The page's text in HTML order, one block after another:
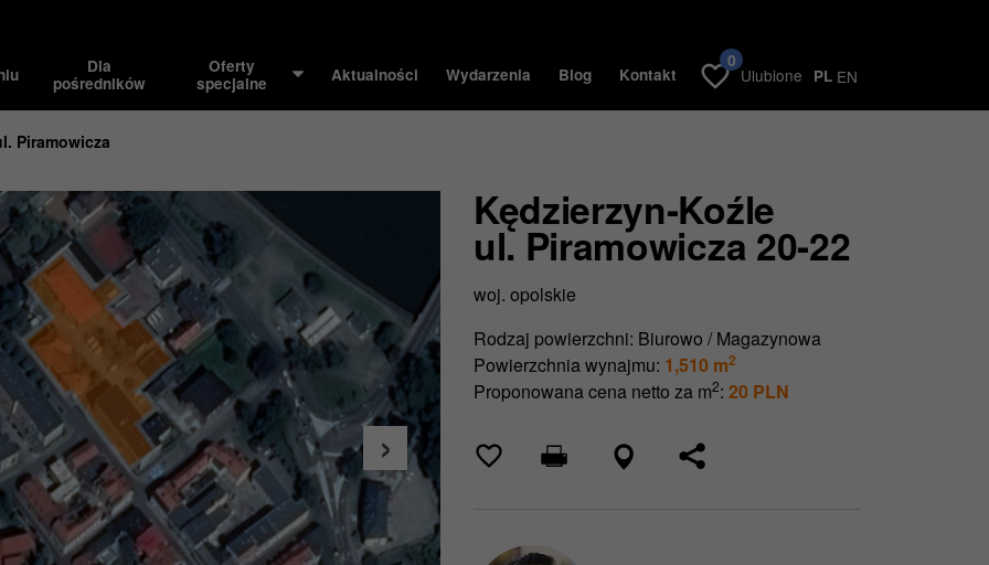
Dla
pośredników
Oferty
specjalne
Aktualności Wydarzenia Blog Kontakt
0
Ulubione PL EN
Piramowicza
Kędzierzyn-Koźle
ul. Piramowicza 20-22
woj. opolskie
Rodzaj powierzchni: Biurowo / Magazynowa
Powierzchnia wynajmu: 1,510 m2
Proponowana cena netto za m2: 20 PLN